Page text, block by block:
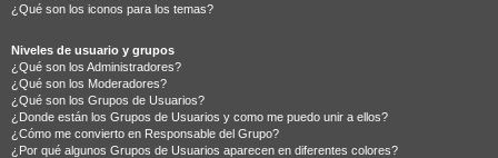
¿Qué son los iconos para los temas?
Niveles de usuario y grupos
¿Qué son los Administradores?
¿Qué son los Moderadores?
¿Qué son los Grupos de Usuarios?
¿Donde están los Grupos de Usuarios y como me puedo unir a ellos?
¿Cómo me convierto en Responsable del Grupo?
¿Por qué algunos Grupos de Usuarios aparecen en diferentes colores?